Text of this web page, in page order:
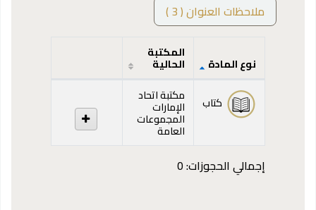
ملاحظات العنوان ( 3 )
المقتنيات
نوع المادة
المكتبة
الحالية
كتاب مكتبة اتحاد
الإمارات
المجموعات
العامة
إجمالي الحجوزات: 0